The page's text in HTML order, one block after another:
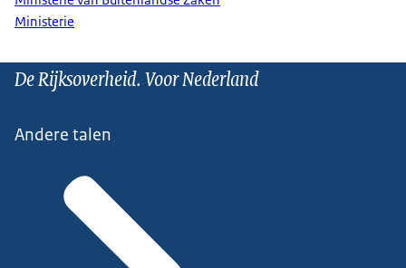
Ministerie
De Rijksoverheid. Voor Nederland
Andere talen